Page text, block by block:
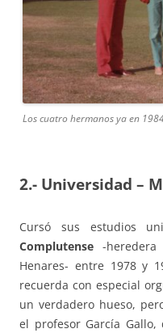
Los cuatro hermanos ya en
2.- Universidad –
Cursó sus estudios
Complutense -
Henares- entre 1978 y
recuerda con especial
un verdadero hueso,
el profesor García